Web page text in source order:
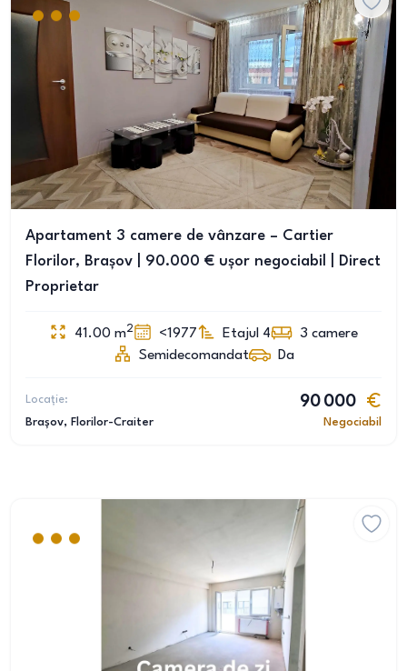
Apartament 3 camere de vânzare – Cartier
Florilor, Brașov | 90.000 € ușor negociabil | Direct
Proprietar
41.00 m2 <1977 Etajul 4 3 camere
Semidecomandat
Da
Locație:
Brașov, Florilor-Craiter
90 000
Negociabil